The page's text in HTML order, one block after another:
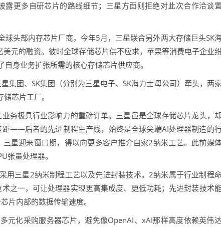
更多自研芯片的路线细节；三星方面则拒绝对此次合作洽谈置
部内存芯片厂商，今年5月，三星联合另外两大存储巨头SK
元的融资。彼时全球存储芯片供不应求，苹果等消费电子企业
身业务扩张所需的核心存储芯片供应商。
团、SK集团（分别为三星电子、SK海力士母公司）牵头，两家
芯片工厂。
极具行业影响力的重磅订单。三星虽是全球存储芯片龙头，却
——后者的先进制程生产线，始终是全球尖端AI处理器制造的
星迎来窗口期，得以向更多客户推介自家2纳米工艺。此前媒
张量处理器。
三星2纳米制程工艺以及先进封装技术。2纳米属于行业制程
之一，可让处理器实现更高集成度、更低功耗；先进封装技术
片内部的数据传输速度。
化采购服务器芯片，避免像OpenAI、xAI那样高度依赖英伟达